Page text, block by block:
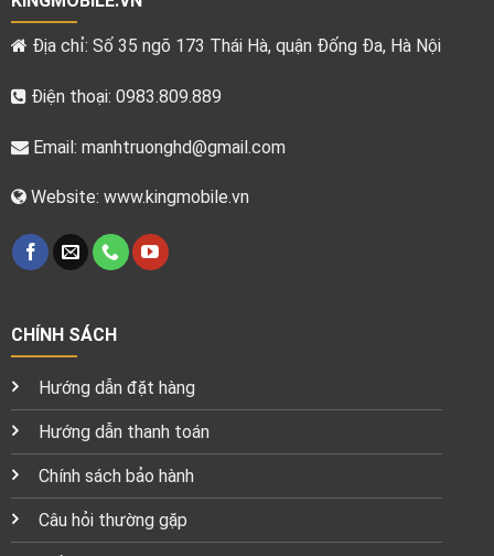
Địa chỉ: Số 35 ngõ 173 Thái Hà, quận Đống Đa, Hà Nội
Điện thoại: 0983.809.889
Email: manhtruonghd@gmail.com
Website: www.kingmobile.vn
CHÍNH SÁCH
Hướng dẫn đặt hàng
Hướng dẫn thanh toán
Chính sách bảo hành
Câu hỏi thường gặp